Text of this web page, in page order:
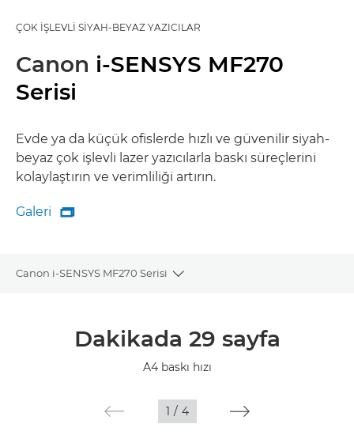
ÇOK İŞLEVLI SIYAH-BEYAZ YAZICILAR
Canon i-SENSYS MF270
Serisi
Evde ya da küçük ofislerde hızlı ve güvenilir siyah-
beyaz çok işlevli lazer yazıcılarla baskı süreçlerini
kolaylaştırın ve verimliliği artırın.
Galeri
Galeri

Canon i-SENSYS MF270 Serisi
Toggle breadcrumbs
Dakikada 29 sayfa
A4 baskı hızı
1 / 4